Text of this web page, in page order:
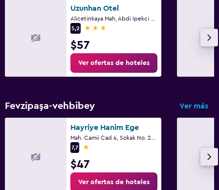
Uzunhan Otel
5,2
3 estrellas
$57
Ver ofertas de hoteles
Fevzipaşa-vehbibey Ver más
Hayriye Hanim Ege
7,7
1 estrella
$47
Ver ofertas de hoteles